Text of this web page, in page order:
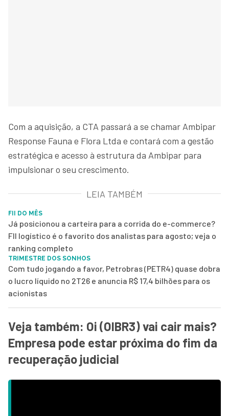
Com a aquisição, a CTA passará a se chamar Ambipar
Response Fauna e Flora Ltda e contará com a gestão
estratégica e acesso à estrutura da Ambipar para
impulsionar o seu crescimento.
LEIA TAMBÉM
FII DO MÊS
Já posicionou a carteira para a corrida do e-commerce?
FII logístico é o favorito dos analistas para agosto; veja o
ranking completo
TRIMESTRE DOS SONHOS
Com tudo jogando a favor, Petrobras (PETR4) quase dobra
o lucro líquido no 2T26 e anuncia R$ 17,4 bilhões para os
acionistas
Veja também: Oi (OIBR3) vai cair mais?
Empresa pode estar próxima do fim da
recuperação judicial